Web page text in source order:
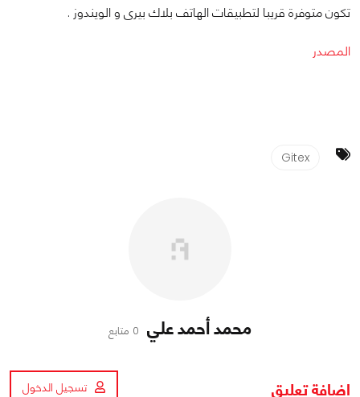
تكون متوفرة قريبا لتطبيقات الهاتف بلاك بيرى و الويندوز .
المصدر
Gitex
محمد أحمد علي 0 متابع
اضافة تعليق تسجيل الدخول